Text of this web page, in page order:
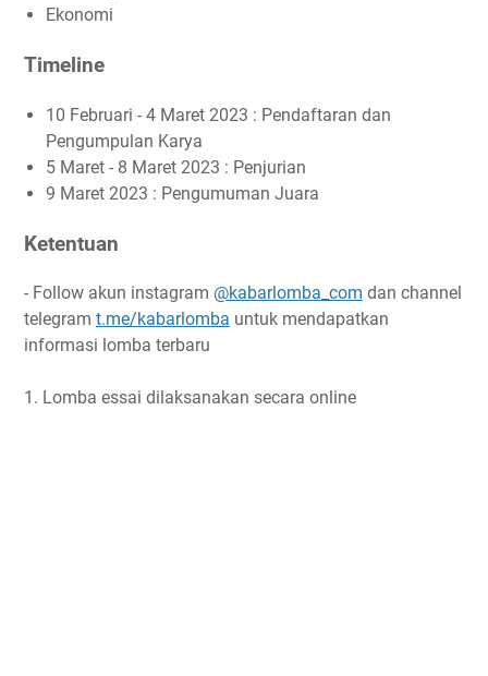
Ekonomi
Timeline
10 Februari - 4 Maret 2023 : Pendaftaran dan
Pengumpulan Karya
5 Maret - 8 Maret 2023 : Penjurian
9 Maret 2023 : Pengumuman Juara
Ketentuan
- Follow akun instagram @kabarlomba_com dan channel
telegram t.me/kabarlomba untuk mendapatkan
informasi lomba terbaru
1. Lomba essai dilaksanakan secara online